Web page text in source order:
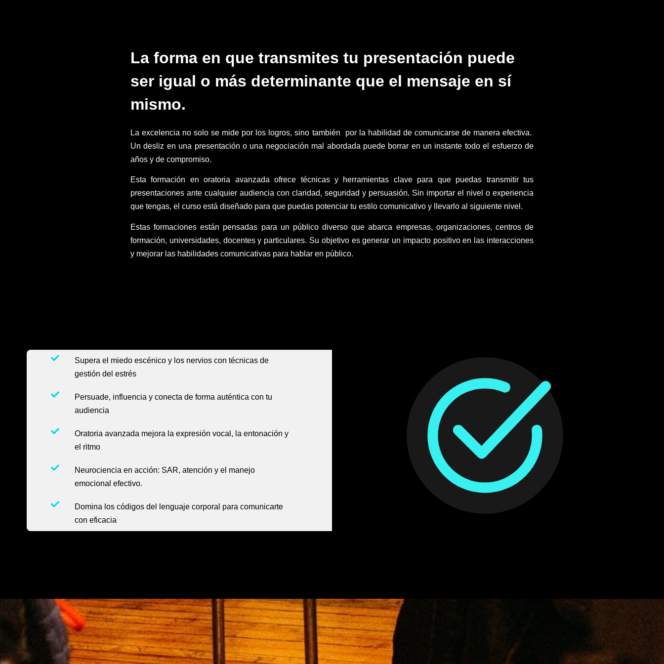
La forma en que transmites tu presentación puede
ser igual o más determinante que el mensaje en sí
mismo.
La excelencia no solo se mide por los logros, sino también
por la habilidad de comunicarse de manera efectiva.
Un desliz en una presentación o una negociación mal abordada puede borrar en un instante todo el esfuerzo de
años y de compromiso.
Esta formación en oratoria avanzada ofrece técnicas y herramientas clave para que puedas transmitir tus
presentaciones ante cualquier audiencia con claridad, seguridad y persuasión. Sin importar el nivel o experiencia
que tengas, el curso está diseñado para que puedas potenciar tu estilo comunicativo y llevarlo al siguiente nivel.
Estas formaciones están pensadas para un público diverso que abarca empresas, organizaciones, centros de
formación, universidades, docentes y particulares. Su objetivo es generar un impacto positivo en las interacciones
y mejorar las habilidades comunicativas para hablar en público.
Supera el miedo escénico y los nervios con técnicas de
gestión del estrés
Persuade, influencia y conecta de forma auténtica con tu
audiencia
Oratoria avanzada mejora la expresión vocal, la entonación y
el ritmo
Neurociencia en acción: SAR, atención y el manejo
emocional efectivo.
Domina los códigos del lenguaje corporal para comunicarte
con eficacia